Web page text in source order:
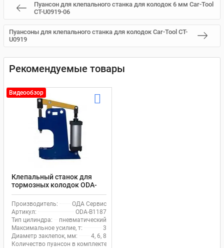
Пуансон для клепального станка для колодок 6 мм Car-Tool
CT-U0919-06
Пуансоны для клепального станка для колодок Car-Tool CT-
U0919
Рекомендуемые товары
Видеообзор
Клепальный станок для
тормозных колодок ODA-
B1187 пневматический 3 т
Производитель:
ОДА Сервис
Артикул:
ODA-B1187
Тип цилиндра:
пневматический
Максимальное усилие, т:
3
Диаметр заклепок, мм:
4, 6, 8
Количество пуансон в комплекте, шт: